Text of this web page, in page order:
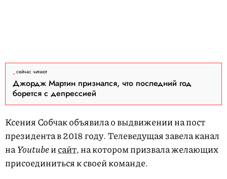
сейчас читают
Джордж Мартин признался, что последний год
борется с депрессией
Ксения Собчак объявила о выдвижении на пост
президента в 2018 году. Телеведущая завела канал
наYoutubeисайт, на котором призвала желающих
присоединиться к своей команде.